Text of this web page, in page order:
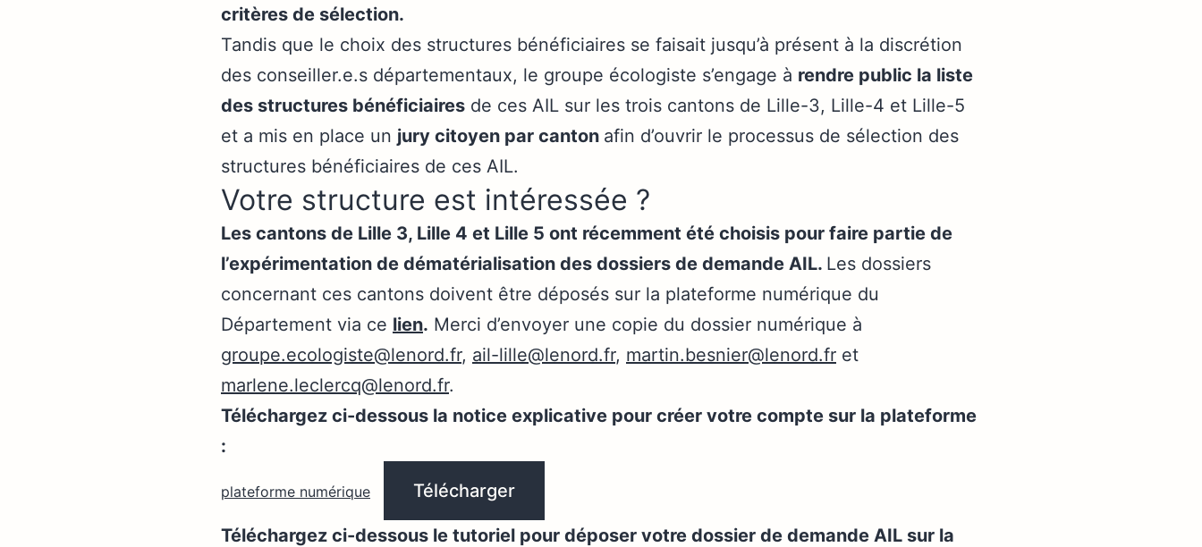
critères de sélection.
Tandis que le choix des structures bénéficiaires se faisait jusqu’à présent à la discrétion
des conseiller.e.s départementaux, le groupe écologiste s’engage à rendre public la liste
des structures bénéficiaires de ces AIL sur les trois cantons de Lille-3, Lille-4 et Lille-5
et a mis en place un jury citoyen par canton afin d’ouvrir le processus de sélection des
structures bénéficiaires de ces AIL.
Votre structure est intéressée ?
Les cantons de Lille 3, Lille 4 et Lille 5 ont récemment été choisis pour faire partie de
l’expérimentation de dématérialisation des dossiers de demande AIL. Les dossiers
concernant ces cantons doivent être déposés sur la plateforme numérique du
Département via ce lien. Merci d’envoyer une copie du dossier numérique à
groupe.ecologiste@lenord.fr, ail-lille@lenord.fr, martin.besnier@lenord.fr et
marlene.leclercq@lenord.fr.
Téléchargez ci-dessous la notice explicative pour créer votre compte sur la plateforme
:
plateforme numérique Télécharger
Téléchargez ci-dessous le tutoriel pour déposer votre dossier de demande AIL sur la